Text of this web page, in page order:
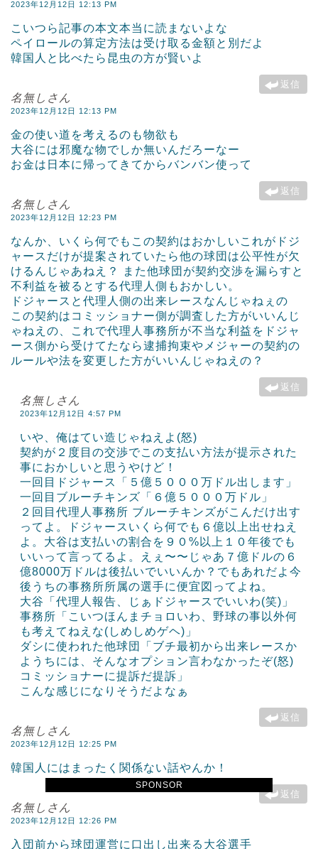
SPONSOR
2023年12月12日 12:13 PM
こいつら記事の本文本当に読まないよな
ペイロールの算定方法は受け取る金額と別だよ
韓国人と比べたら昆虫の方が賢いよ
返信
名無しさん
2023年12月12日 12:13 PM
金の使い道を考えるのも物欲も
大谷には邪魔な物でしか無いんだろーなー
お金は日本に帰ってきてからバンバン使って
返信
名無しさん
2023年12月12日 12:23 PM
なんか、いくら何でもこの契約はおかしいこれがドジ
ャースだけが提案されていたら他の球団は公平性が欠
けるんじゃあねえ？ また他球団が契約交渉を漏らすと
不利益を被るとする代理人側もおかしい。
ドジャースと代理人側の出来レースなんじゃねぇの
この契約はコミッショナー側が調査した方がいいんじ
ゃねえの、これで代理人事務所が不当な利益をドジャ
ース側から受けてたなら逮捕拘束やメジャーの契約の
ルールや法を変更した方がいいんじゃねえの？
返信
名無しさん
2023年12月12日 4:57 PM
いや、俺はてい造じゃねえよ(怒)
契約が２度目の交渉でこの支払い方法が提示された
事におかしいと思うやけど！
一回目ドジャース「５億５０００万ドル出します」
一回目ブルーチキンズ「６億５０００万ドル」
２回目代理人事務所 ブルーチキンズがこんだけ出す
ってよ。ドジャースいくら何でも６億以上出せねえ
よ。大谷は支払いの割合を９０%以上１０年後でも
いいって言ってるよ。えぇ〜〜じゃあ７億ドルの６
億8000万ドルは後払いでいいんか？でもあれだよ今
後うちの事務所所属の選手に便宜図ってよね。
大谷「代理人報告、じぁドジャースでいいわ(笑)」
事務所「こいつほんまチョロいわ、野球の事以外何
も考えてねえな(しめしめゲヘ)」
ダシに使われた他球団「ブチ最初から出来レースか
ようちには、そんなオプション言わなかったぞ(怒)
コミッショナーに提訴だ提訴」
こんな感じになりそうだよなぁ
返信
名無しさん
2023年12月12日 12:25 PM
韓国人にはまったく関係ない話やんか！
返信
名無しさん
2023年12月12日 12:26 PM
入団前から球団運営に口出し出来る大谷選手